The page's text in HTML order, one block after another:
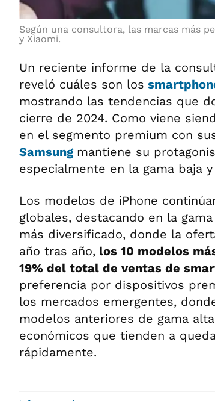
Según una consultora, las marcas más
y Xiaomi.
Un reciente informe de la
reveló cuáles son los
mostrando las tendencias que
cierre de 2024. Como viene
en el segmento premium con
Samsung mantiene su
especialmente en la gama baja
Los modelos de iPhone
globales, destacando en la
más diversificado, donde la
año tras año, los 10 modelos
19% del total de ventas de
preferencia por dispositivos
los mercados emergentes,
modelos anteriores de gama
económicos que tienden a
rápidamente.